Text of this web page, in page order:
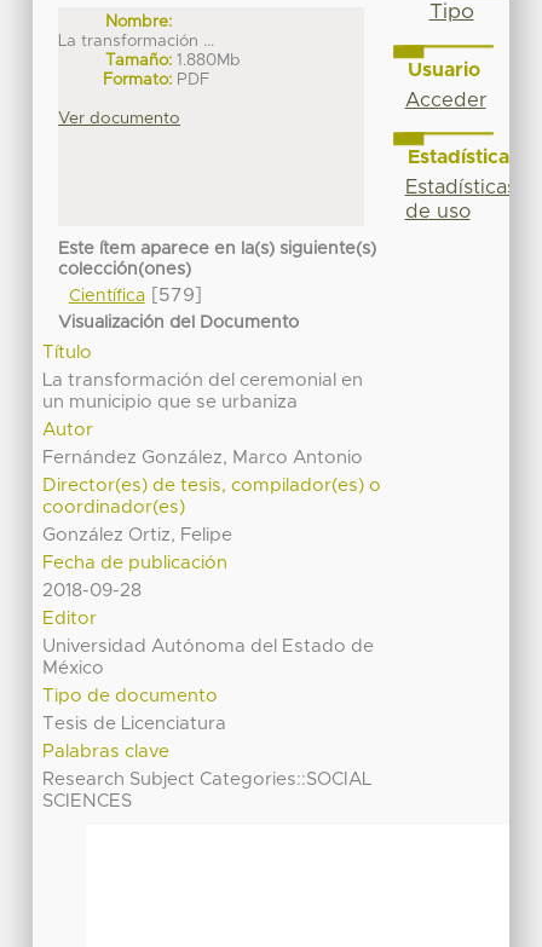
Nombre:
La transformación ...
Tamaño: 1.880Mb
Formato: PDF
Ver documento
Este ítem aparece en la(s) siguiente(s)
colección(ones)
Científica[579]
Visualización del Documento
Título
La transformación del ceremonial en
un municipio que se urbaniza
Autor
Fernández González, Marco Antonio
Director(es) de tesis, compilador(es) o
coordinador(es)
González Ortiz, Felipe
Fecha de publicación
2018-09-28
Editor
Universidad Autónoma del Estado de
México
Tipo de documento
Tesis de Licenciatura
Palabras clave
Research Subject Categories::SOCIAL
SCIENCES
Tipo
Usuario
Acceder
Estadísticas
Estadísticas
de uso